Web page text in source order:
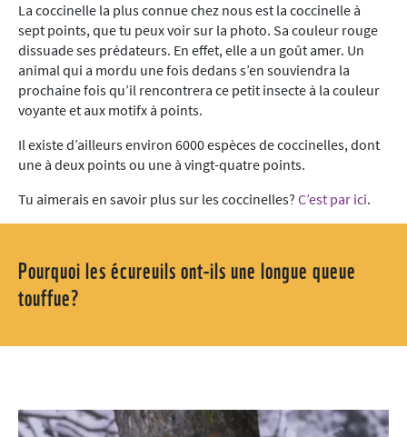
La coccinelle la plus connue chez nous est la coccinelle à
sept points, que tu peux voir sur la photo. Sa couleur rouge
dissuade ses prédateurs. En effet, elle a un goût amer. Un
animal qui a mordu une fois dedans s’en souviendra la
prochaine fois qu’il rencontrera ce petit insecte à la couleur
voyante et aux motifx à points.
Il existe d’ailleurs environ 6000 espèces de coccinelles, dont
une à deux points ou une à vingt-quatre points.
Tu aimerais en savoir plus sur les coccinelles? C’est par ici.
Pourquoi les écureuils ont-ils une longue queue
touffue?